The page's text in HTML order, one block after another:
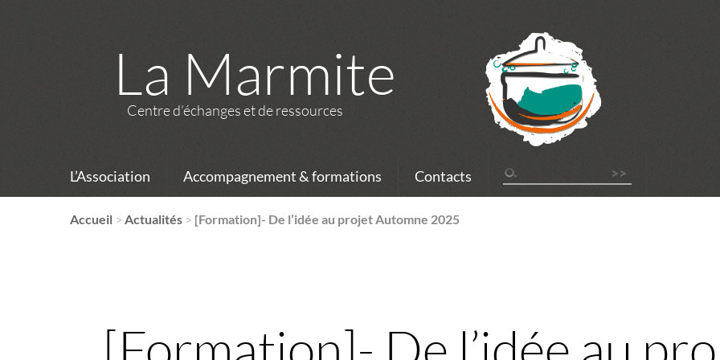
La Marmite
Centre d’échanges et de ressources
L’Association Accompagnement & formations Contacts
Accueil >Actualités > [Formation]- De l’idée au projet Automne 2025